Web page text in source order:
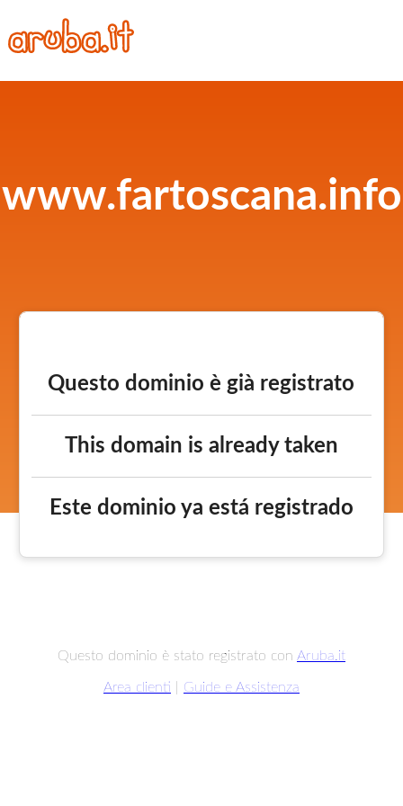
www.fartoscana.info
Questo dominio è già registrato
This domain is already taken
Este dominio ya está registrado
Questo dominio è stato registrato con Aruba.it
Area clienti Guide e Assistenza